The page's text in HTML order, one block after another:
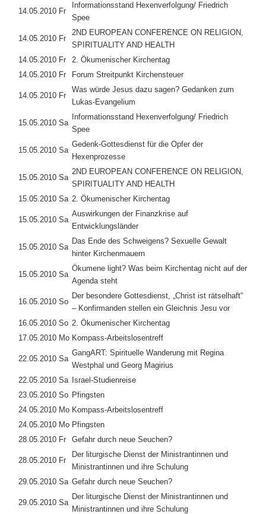
14.05.2010 Fr
Informationsstand Hexenverfolgung/ Friedrich
Spee
14.05.2010 Fr
2ND EUROPEAN CONFERENCE ON RELIGION,
SPIRITUALITY AND HEALTH
14.05.2010 Fr
2. Ökumenischer Kirchentag
14.05.2010 Fr
Forum Streitpunkt Kirchensteuer
14.05.2010 Fr
Was würde Jesus dazu sagen? Gedanken zum
Lukas-Evangelium
15.05.2010 Sa
Informationsstand Hexenverfolgung/ Friedrich
Spee
15.05.2010 Sa
Gedenk-Gottesdienst für die Opfer der
Hexenprozesse
15.05.2010 Sa
2ND EUROPEAN CONFERENCE ON RELIGION,
SPIRITUALITY AND HEALTH
15.05.2010 Sa 2. Ökumenischer Kirchentag
15.05.2010 Sa
Auswirkungen der Finanzkrise auf
Entwicklungsländer
15.05.2010 Sa
Das Ende des Schweigens? Sexuelle Gewalt
hinter Kirchenmauern
15.05.2010 Sa
Ökumene light? Was beim Kirchentag nicht auf der
Agenda steht
16.05.2010 So
Der besondere Gottesdienst, „Christ ist rätselhaft“
– Konfirmanden stellen ein Gleichnis Jesu vor
16.05.2010 So 2. Ökumenischer Kirchentag
17.05.2010 Mo Kompass-Arbeitslosentreff
22.05.2010 Sa
GangART: Spirituelle Wanderung mit Regina
Westphal und Georg Magirius
22.05.2010 Sa
Israel-Studienreise
23.05.2010 So Pfingsten
24.05.2010 Mo Kompass-Arbeitslosentreff
24.05.2010 Mo Pfingsten
28.05.2010 Fr
Gefahr durch neue Seuchen?
28.05.2010 Fr
Der liturgische Dienst der Ministrantinnen und
Ministrantinnen und ihre Schulung
29.05.2010 Sa Gefahr durch neue Seuchen?
29.05.2010 Sa
Der liturgische Dienst der Ministrantinnen und
Ministrantinnen und ihre Schulung